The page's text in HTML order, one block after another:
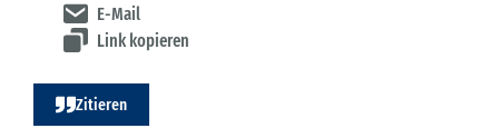
E-Mail
Link kopieren
Zitieren